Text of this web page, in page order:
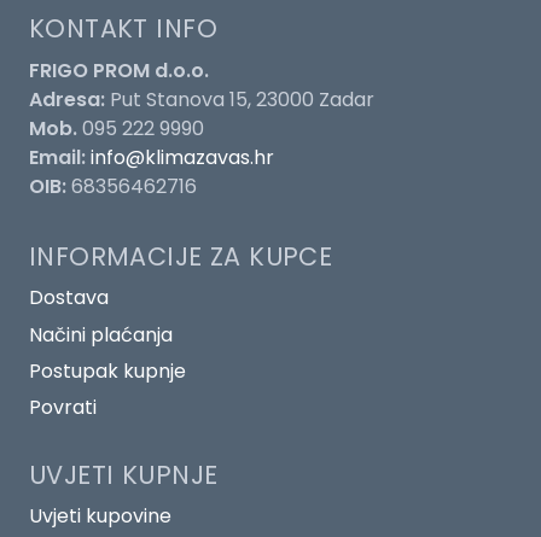
KONTAKT INFO
FRIGO PROM d.o.o.
Adresa: Put Stanova 15, 23000 Zadar
Mob.095 222 9990
Email:info@klimazavas.hr
OIB:68356462716
INFORMACIJE ZA KUPCE
Dostava
Načini plaćanja
Postupak kupnje
Povrati
UVJETI KUPNJE
Uvjeti kupovine